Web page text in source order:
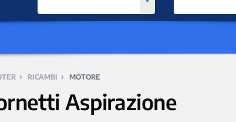
› RICAMBI › MOTORE
Aspirazione